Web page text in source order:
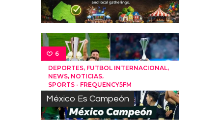
6
DEPORTES, FUTBOL INTERNACIONAL,
NEWS, NOTICIAS,
SPORTS - FREQUENCY5FM
México Es Campeón